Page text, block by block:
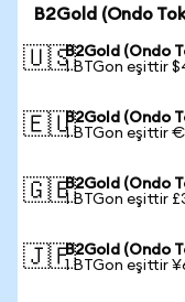
B2Gold (Ondo
🇺🇸B2Gold (Ondo
1 BTGon eşittir
🇪🇺B2Gold (Ondo
1 BTGon eşittir
🇬🇧B2Gold (Ondo
1 BTGon eşittir
🇯🇵B2Gold (Ondo
1 BTGon eşittir